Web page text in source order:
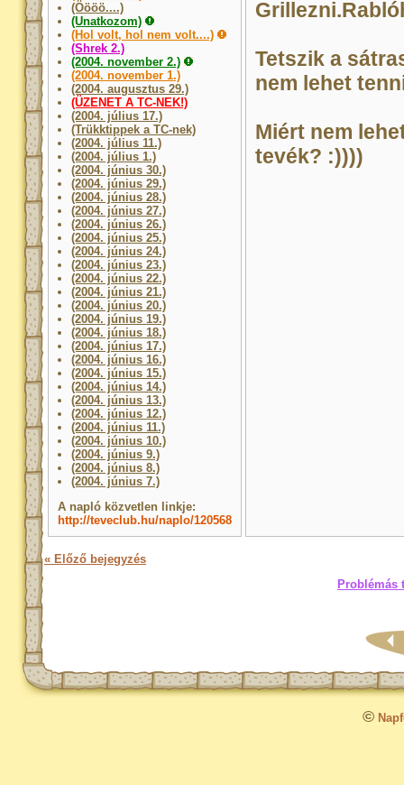
(Öööö....)
(Unatkozom)
(Hol volt, hol nem volt....)
(Shrek 2.)
(2004. november 2.)
(2004. november 1.)
(2004. augusztus 29.)
(ÜZENET A TC-NEK!)
(2004. július 17.)
(Trükktippek a TC-nek)
(2004. július 11.)
(2004. július 1.)
(2004. június 30.)
(2004. június 29.)
(2004. június 28.)
(2004. június 27.)
(2004. június 26.)
(2004. június 25.)
(2004. június 24.)
(2004. június 23.)
(2004. június 22.)
(2004. június 21.)
(2004. június 20.)
(2004. június 19.)
(2004. június 18.)
(2004. június 17.)
(2004. június 16.)
(2004. június 15.)
(2004. június 14.)
(2004. június 13.)
(2004. június 12.)
(2004. június 11.)
(2004. június 10.)
(2004. június 9.)
(2004. június 8.)
(2004. június 7.)
A napló közvetlen linkje:
http://teveclub.hu/naplo/120568
Tetszik a
nem lehet
Miért nem
tevék? :))))
« Előző bejegyzés
Problémás
©